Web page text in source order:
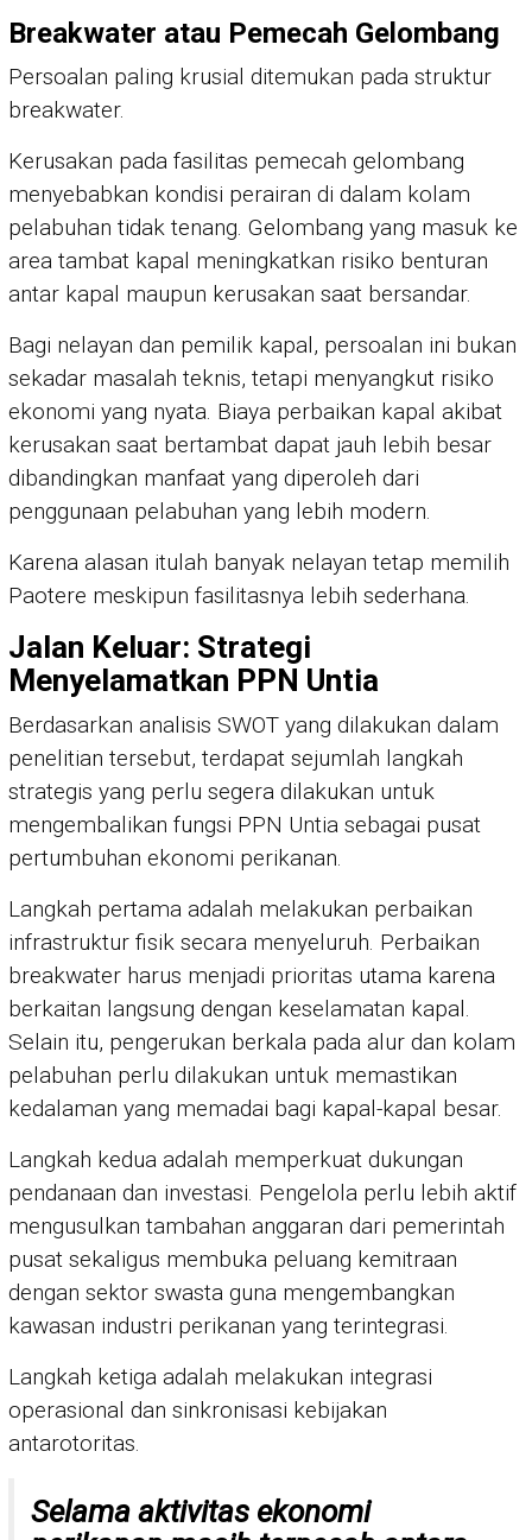
Breakwater atau Pemecah Gelombang
Persoalan paling krusial ditemukan pada struktur
breakwater.
Kerusakan pada fasilitas pemecah gelombang
menyebabkan kondisi perairan di dalam kolam
pelabuhan tidak tenang. Gelombang yang masuk ke
area tambat kapal meningkatkan risiko benturan
antar kapal maupun kerusakan saat bersandar.
Bagi nelayan dan pemilik kapal, persoalan ini bukan
sekadar masalah teknis, tetapi menyangkut risiko
ekonomi yang nyata. Biaya perbaikan kapal akibat
kerusakan saat bertambat dapat jauh lebih besar
dibandingkan manfaat yang diperoleh dari
penggunaan pelabuhan yang lebih modern.
Karena alasan itulah banyak nelayan tetap memilih
Paotere meskipun fasilitasnya lebih sederhana.
Jalan Keluar: Strategi
Menyelamatkan PPN Untia
Berdasarkan analisis SWOT yang dilakukan dalam
penelitian tersebut, terdapat sejumlah langkah
strategis yang perlu segera dilakukan untuk
mengembalikan fungsi PPN Untia sebagai pusat
pertumbuhan ekonomi perikanan.
Langkah pertama adalah melakukan perbaikan
infrastruktur fisik secara menyeluruh. Perbaikan
breakwater harus menjadi prioritas utama karena
berkaitan langsung dengan keselamatan kapal.
Selain itu, pengerukan berkala pada alur dan kolam
pelabuhan perlu dilakukan untuk memastikan
kedalaman yang memadai bagi kapal-kapal besar.
Langkah kedua adalah memperkuat dukungan
pendanaan dan investasi. Pengelola perlu lebih aktif
mengusulkan tambahan anggaran dari pemerintah
pusat sekaligus membuka peluang kemitraan
dengan sektor swasta guna mengembangkan
kawasan industri perikanan yang terintegrasi.
Langkah ketiga adalah melakukan integrasi
operasional dan sinkronisasi kebijakan
antarotoritas.
Selama aktivitas ekonomi